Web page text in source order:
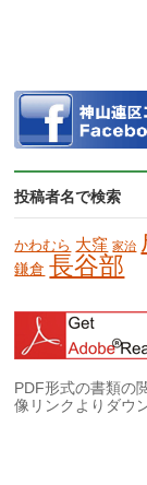
投稿者名で検索
かわむら 大窪 家治
鎌倉 長谷部
PDF形式の書類の
像リンクよりダウ